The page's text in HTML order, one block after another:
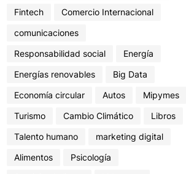
Fintech
Comercio Internacional
comunicaciones
Responsabilidad social
Energía
Energías renovables
Big Data
Economía circular
Autos
Mipymes
Turismo
Cambio Climático
Libros
Talento humano
marketing digital
Alimentos
Psicología